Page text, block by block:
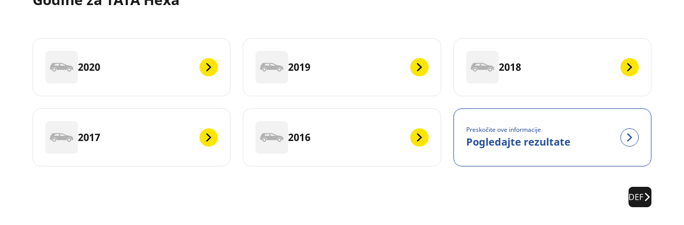
2020 2019 2018
2017 2016
Preskočite ove informacije
Pogledajte rezultate
DEF